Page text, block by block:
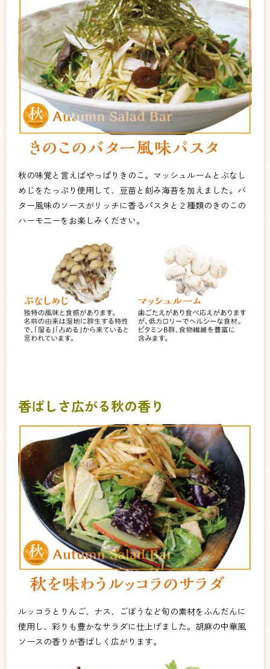
秋の味覚と言えばやっぱりきのこ。マッシュルームとぶなし
めじをたっぷり使用して、豆苗と刻み海苔を加えました。バ
ター風味のソースがリッチに香るパスタと２種類のきのこの
ハーモ二ーをお楽しみください。
香ばしさ広がる秋の香り
ルッコラとりんご、ナス、ごぼうなど旬の素材をふんだんに
使用し、彩りも豊かなサラダに仕上げました。胡麻の中華風
ソースの香りが香ばしく広がります。